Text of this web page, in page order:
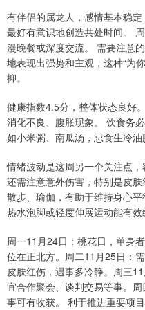
有伴侣的属龙人，感情基本稳
最好有意识地创造共处时间。
漫晚餐或深度交流。 需要注意
地表现出强势和主观，这种“为
抑。
健康指数4.5分，整体状态良好
消化不良、腹胀现象。 饮食务
如小米粥、南瓜汤，忌食生冷油
情绪波动是这周另一个关注点
还需注意意外伤害，特别是皮
散步、瑜伽，有助于维持身心
热水泡脚或轻度伸展运动能有效
周一11月24日：桃花日，单身
位在正北方。周二11月25日：
皮肤红伤，遇事多冷静。周三
宜合作聚会、谈判交易等事。
事可有收获。 利于推进重要项目